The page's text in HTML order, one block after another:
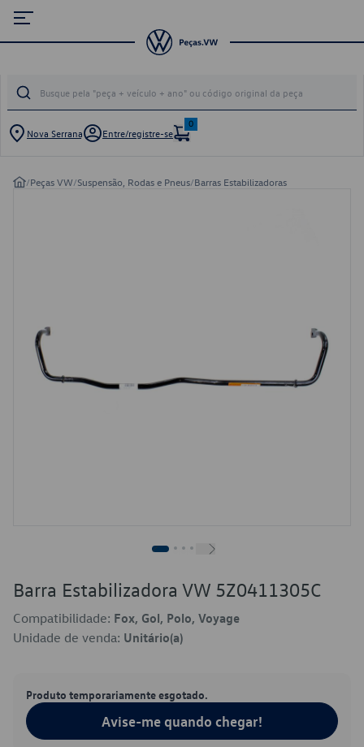
Nova Serrana Entre/registre-se
0
/Peças VW/Suspensão, Rodas e Pneus/Barras Estabilizadoras
Barra Estabilizadora VW 5Z0411305C
Compatibilidade: Fox, Gol, Polo, Voyage
Unidade de venda: Unitário(a)
Produto temporariamente esgotado.
Avise-me quando chegar!